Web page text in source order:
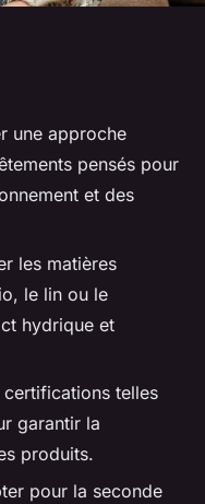
une approche
pensés pour
et des
les matières
le lin ou le
hydrique et
telles
garantir la
produits.
pour la seconde